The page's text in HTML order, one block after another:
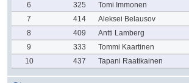
6
325
Tomi Immonen
7
414
Aleksei Belausov
8
409
Antti Lamberg
9
333
Tommi Kaartinen
10
437 Tapani Raatikainen